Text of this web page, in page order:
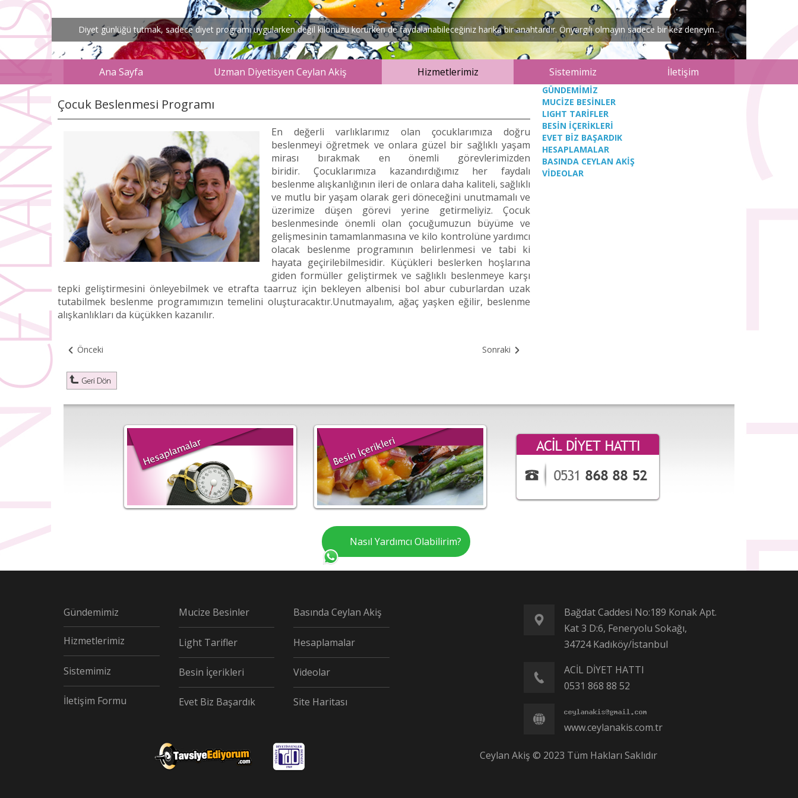
Diyet günlüğü tutmak, sadece diyet programı uygularken değil kilonuzu korurken de faydalanabileceğiniz harika bir anahtardır. Önyargılı olmayın sadece bir kez deneyin...
Ana Sayfa Uzman Diyetisyen Ceylan Akiş Hizmetlerimiz Sistemimiz İletişim
Çocuk Beslenmesi Programı
En değerli varlıklarımız olan çocuklarımıza doğru
beslenmeyi öğretmek ve onlara güzel bir sağlıklı yaşam
mirası bırakmak en önemli görevlerimizden
biridir. Çocuklarımıza kazandırdığımız her faydalı
beslenme alışkanlığının ileri de onlara daha kaliteli, sağlıklı
ve mutlu bir yaşam olarak geri döneceğini unutmamalı ve
üzerimize düşen görevi yerine getirmeliyiz. Çocuk
beslenmesinde önemli olan çocuğumuzun büyüme ve
gelişmesinin tamamlanmasına ve kilo kontrolüne yardımcı
olacak beslenme programının belirlenmesi ve tabi ki
hayata geçirilebilmesidir. Küçükleri beslerken hoşlarına
giden formüller geliştirmek ve sağlıklı beslenmeye karşı
tepki geliştirmesini önleyebilmek ve etrafta taarruz için bekleyen albenisi bol abur cuburlardan uzak
tutabilmek beslenme programımızın temelini oluşturacaktır.Unutmayalım, ağaç yaşken eğilir, beslenme
alışkanlıkları da küçükken kazanılır.
Önceki Sonraki
GÜNDEMİMİZ
MUCİZE BESİNLER
LIGHT TARİFLER
BESİN İÇERİKLERİ
EVET BİZ BAŞARDIK
HESAPLAMALAR
BASINDA CEYLAN AKİŞ
VİDEOLAR
Nasıl Yardımcı Olabilirim?
Gündemimiz
Hizmetlerimiz
Sistemimiz
İletişim Formu
Mucize Besinler
Light Tarifler
Besin İçerikleri
Evet Biz Başardık
Basında Ceylan Akiş
Hesaplamalar
Videolar
Site Haritası
Bağdat Caddesi No:189 Konak Apt.
Kat 3 D:6, Feneryolu Sokağı,
34724 Kadıköy/İstanbul
ACİL DİYET HATTI
0531 868 88 52
www.ceylanakis.com.tr
Ceylan Akiş © 2023 Tüm Hakları Saklıdır